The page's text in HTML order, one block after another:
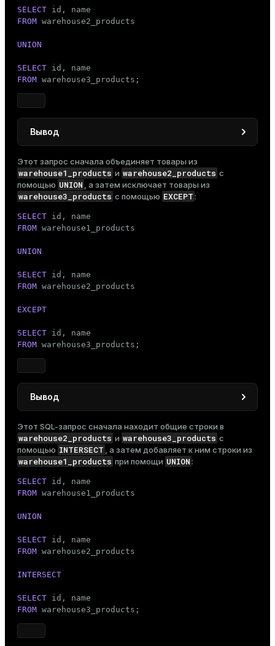
SELECT
FROM warehouse2_products
UNION
SELECT
FROM warehouse3_products;
Вывод
id |        name
----+---------------------
  3 | Coffee maker
  4 | Desk lamp
  6 | Wireless headphones
  2 | Bluetooth speaker
(6 rows)
Этот запрос сначала объединяет товары из
warehouse1_products и warehouse2_products с
помощью UNION , а затем исключает товары из
warehouse3_products с помощью EXCEPT:
SELECT
FROM warehouse1_products
UNION
SELECT
FROM warehouse2_products
EXCEPT
SELECT
FROM warehouse3_products;
Вывод
id |     name
----+--------------
  3 | Coffee maker
  4 | Desk lamp
Этот SQL-запрос сначала находит общие строки в
warehouse2_products и warehouse3_products с
помощью INTERSECT , а затем добавляет к ним строки из
warehouse1_products при помощи UNION:
SELECT
FROM warehouse1_products
UNION
SELECT
FROM warehouse2_products
INTERSECT
SELECT
FROM warehouse3_products;